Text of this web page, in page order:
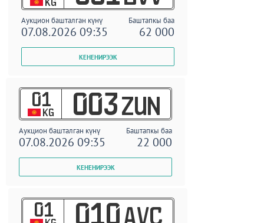
KG
Аукцион башталган күнү Баштапкы баа
07.08.2026 09:35 62 000
01
KG 003 ZUN
Аукцион башталган күнү Баштапкы баа
07.08.2026 09:35 22 000
01 010 AVC